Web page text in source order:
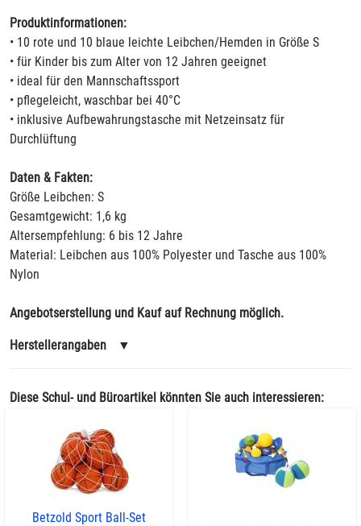
Produktinformationen:
• 10 rote und 10 blaue leichte Leibchen/Hemden in Größe S
• für Kinder bis zum Alter von 12 Jahren geeignet
• ideal für den Mannschaftssport
• pflegeleicht, waschbar bei 40°C
• inklusive Aufbewahrungstasche mit Netzeinsatz für
Durchlüftung
Daten & Fakten:
Größe Leibchen: S
Gesamtgewicht: 1,6 kg
Altersempfehlung: 6 bis 12 Jahre
Material: Leibchen aus 100% Polyester und Tasche aus 100%
Nylon
Angebotserstellung und Kauf auf Rechnung möglich.
Herstellerangaben ▼
Diese Schul- und Büroartikel könnten Sie auch interessieren:
Betzold Sport Ball-Set